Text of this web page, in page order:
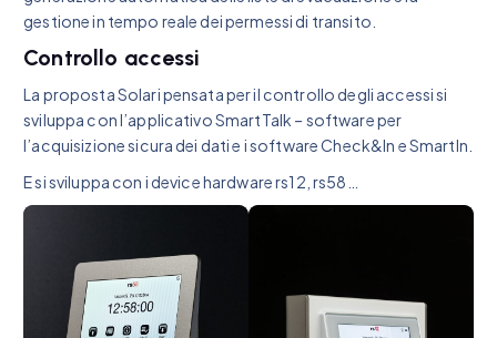
gestione in tempo reale dei permessi di transito.
Controllo accessi
La proposta Solari pensata per il controllo degli accessi si
sviluppa con l’applicativo SmartTalk – software per
l’acquisizione sicura dei dati e i software Check&In e SmartIn.
E si sviluppa con i device hardware rs12, rs58…